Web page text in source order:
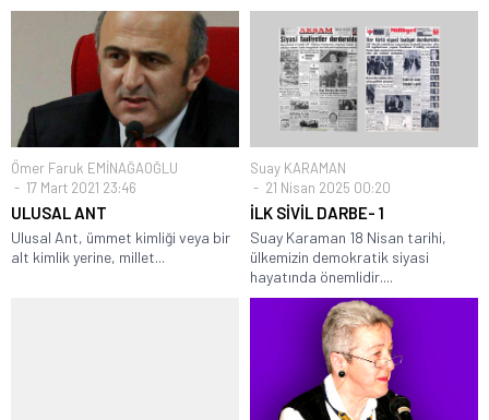
Ömer Faruk EMİNAĞAOĞLU
17 Mart 2021 23:46
ULUSAL ANT
Ulusal Ant, ümmet kimliği veya bir
alt kimlik yerine, millet...
Suay KARAMAN
21 Nisan 2025 00:20
İLK SİVİL DARBE- 1
Suay Karaman 18 Nisan tarihi,
ülkemizin demokratik siyasi
hayatında önemlidir....